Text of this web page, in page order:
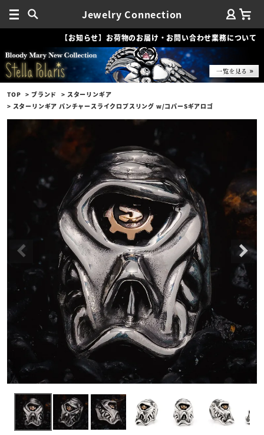
Jewelry Connection
【お知らせ】お荷物のお届け・お問い合わせ業務について
TOP ブランド
スターリンギア
スターリンギア パンチャースライクロプスリング w/コパーSギアロゴ